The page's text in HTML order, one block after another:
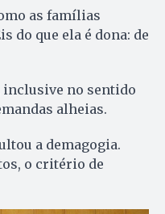
as famílias
do que ela é dona: de
inclusive no sentido
alheias.
a demagogia.
o critério de